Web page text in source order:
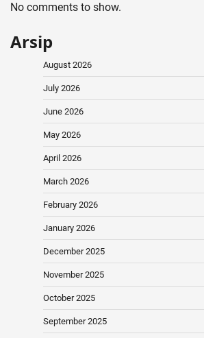
No comments to show.
Arsip
August 2026
July 2026
June 2026
May 2026
April 2026
March 2026
February 2026
January 2026
December 2025
November 2025
October 2025
September 2025